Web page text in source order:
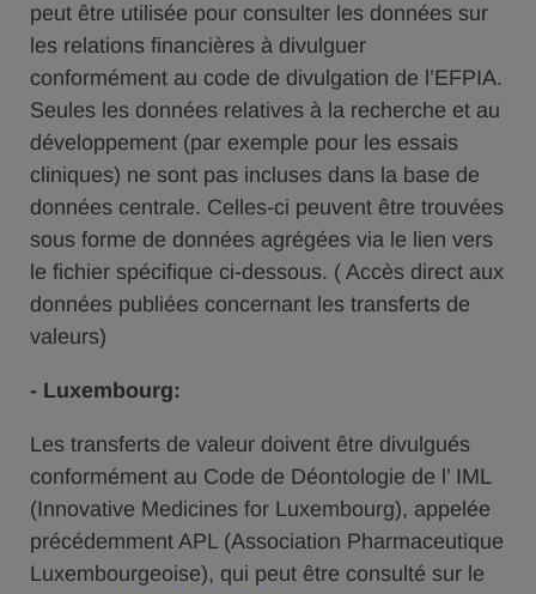
peut être utilisée pour consulter les données sur
les relations financières à divulguer
conformément au code de divulgation de l’EFPIA.
Seules les données relatives à la recherche et au
développement (par exemple pour les essais
cliniques) ne sont pas incluses dans la base de
données centrale. Celles-ci peuvent être trouvées
sous forme de données agrégées via le lien vers
le fichier spécifique ci-dessous. ( Accès direct aux
données publiées concernant les transferts de
valeurs)
- Luxembourg:
Les transferts de valeur doivent être divulgués
conformément au Code de Déontologie de l’ IML
(Innovative Medicines for Luxembourg), appelée
précédemment APL (Association Pharmaceutique
Luxembourgeoise), qui peut être consulté sur le